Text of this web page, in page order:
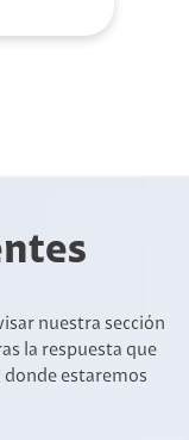
nuestra sección
la respuesta que
donde estaremos